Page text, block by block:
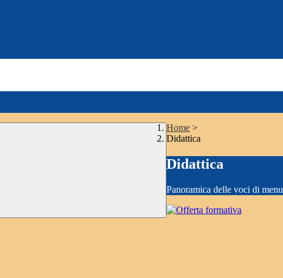
Home >
Didattica
Didattica
Panoramica delle voci di menu